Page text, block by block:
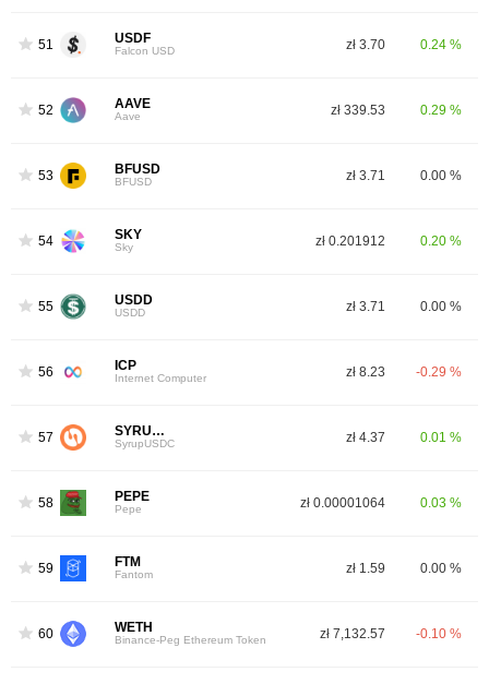
51 USDF
Falcon USD zł 3.70 0.24 %
52 AAVE
Aave zł 339.53 0.29 %
53 BFUSD
BFUSD zł 3.71 0.00 %
54 SKY
Sky zł 0.201912 0.20 %
55 USDD
USDD zł 3.71 0.00 %
56 ICP
Internet Computer zł 8.23 -0.29 %
57 SYRUPUSDC
SyrupUSDC zł 4.37 0.01 %
58 PEPE
Pepe zł 0.00001064 0.03 %
59 FTM
Fantom zł 1.59 0.00 %
60 WETH
Binance-Peg Ethereum Token zł 7,132.57 -0.10 %